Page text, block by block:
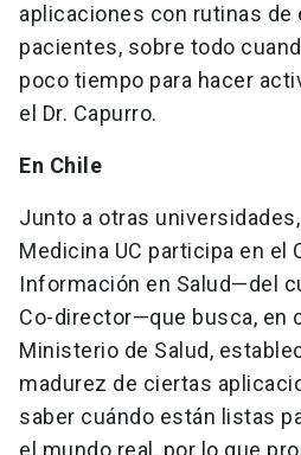
aplicaciones con rutinas
pacientes, sobre todo
poco tiempo para hacer
el Dr. Capurro.
En Chile
Junto a otras
Medicina UC participa en el
Información en Salud—del
Co-director—que busca, en
Ministerio de Salud,
madurez de ciertas
saber cuándo están listas
el mundo real, por lo que